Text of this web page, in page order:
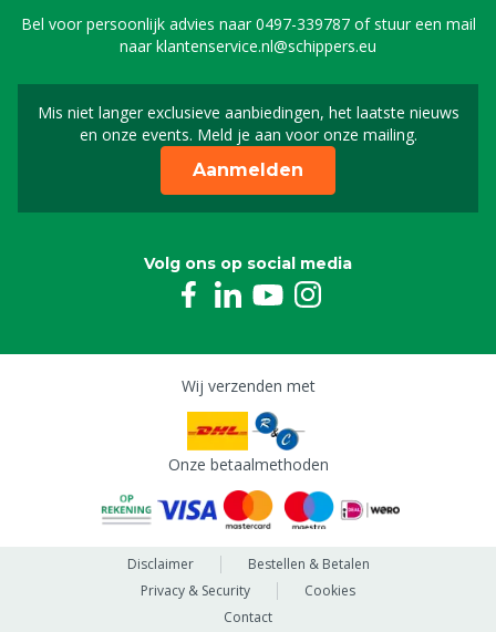
Bel voor persoonlijk advies naar0497-339787of stuur een mail
naarklantenservice.nl@schippers.eu
Mis niet langer exclusieve aanbiedingen, het laatste nieuws
en onze events. Meld je aan voor onze mailing.
Schrijf je in voor onze
Aanmelden
Volg ons op social media
Wij verzenden met
Onze betaalmethoden
Disclaimer
Bestellen & Betalen
Privacy & Security
Cookies
Contact